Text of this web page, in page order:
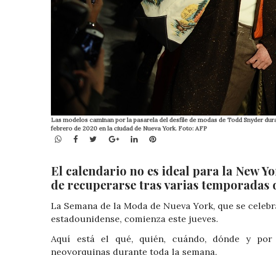
Las modelos caminan por la pasarela del desfile de modas de Todd Snyder
febrero de 2020 en la ciudad de Nueva York. Foto: AFP
WhatsApp
Facebook
TwitterGoogle+LinkedInPinterest
El calendario no es ideal para la New
de recuperarse tras varias temporadas
La Semana de la Moda de Nueva York, que se
estadounidense, comienza este jueves.
Aquí está el qué, quién, cuándo, dónde y
neoyorquinas durante toda la semana.